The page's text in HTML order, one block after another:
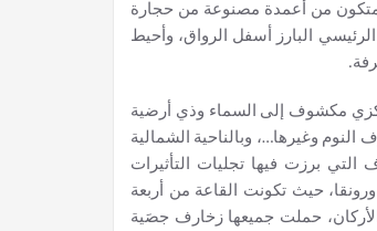
من أعمدة مصنوعة من حجارة
البارز أسفل الرواق، وأحيط
مكشوف إلى السماء وذي أرضية
وغيرها…، وبالناحية الشمالية
برزت فيها تجليات التأثيرات
ورونقا، حيث تكونت القاعة من أربعة
الأركان، حملت جميعها زخارف جصَية